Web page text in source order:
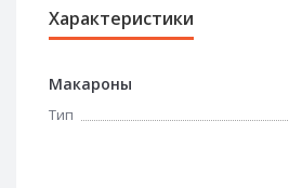
Характеристики
Макароны
Тип